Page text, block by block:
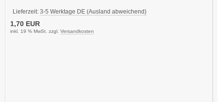
Lieferzeit: 3-5 Werktage DE (Ausland abweichend)
1,70 EUR
inkl. 19 % MwSt. zzgl. Versandkosten